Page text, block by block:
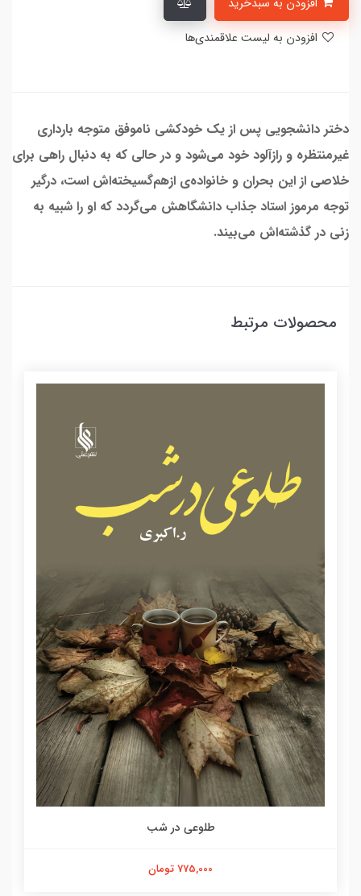
دختر دانشجویی پس از یک خودکشی ناموفق متوجه بارداری
غیرمنتظره و رازآلود خود می‌شود و در حالی که به دنبال راهی برای
خلاصی از این بحران و خانواده‌ی ازهم‌گسیخته‌اش است، درگیر
توجه مرموز استاد جذاب دانشگاهش می‌گردد که او را شبیه به
زنی در گذشته‌اش می‌بیند.
محصولات مرتبط
طلوعی در شب
775,000 تومان